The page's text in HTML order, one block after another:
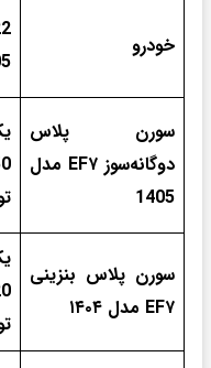
خودرو
سورن پلاس
دوگانه‌سوز EF۷ مدل
1405
سورن پلاس بنزینی
EF۷ مدل ۱۴۰۴